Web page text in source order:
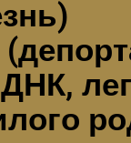
ДНК,